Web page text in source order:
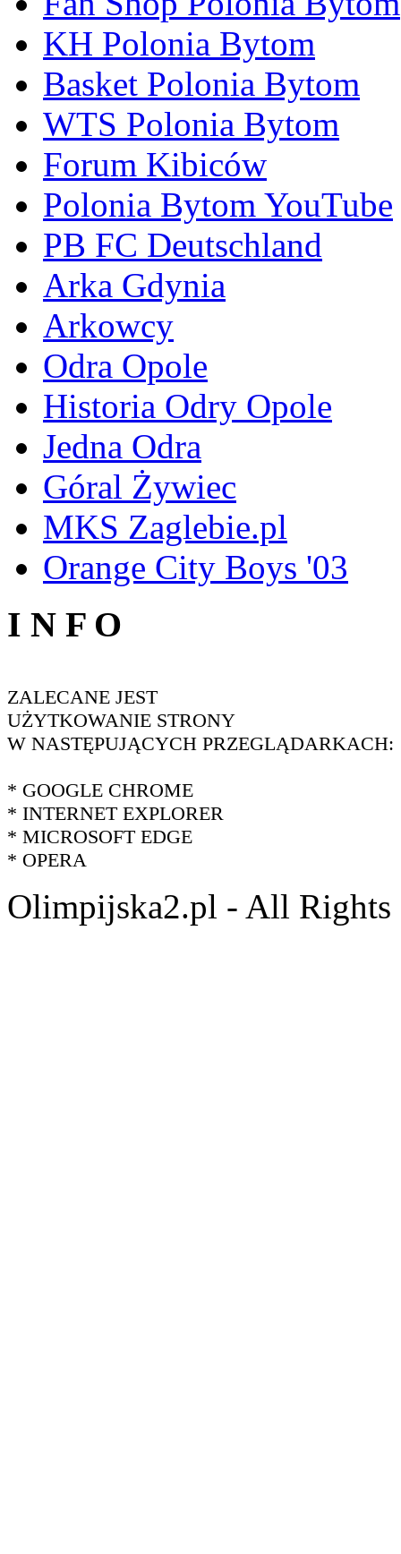
KH Polonia Bytom
Basket Polonia Bytom
WTS Polonia Bytom
Forum Kibiców
Polonia Bytom YouTube
PB FC Deutschland
Arka Gdynia
Arkowcy
Odra Opole
Historia Odry Opole
Jedna Odra
Góral Żywiec
MKS Zaglebie.pl
Orange City Boys '03
I N F O
ZALECANE JEST
UŻYTKOWANIE STRONY
W NASTĘPUJĄCYCH PRZEGLĄDARKACH:
* GOOGLE CHROME
* INTERNET EXPLORER
* MICROSOFT EDGE
* OPERA
Olimpijska2.pl - All Rights